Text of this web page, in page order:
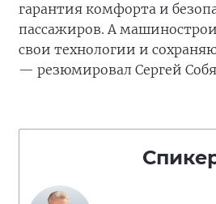
гарантия комфорта и
пассажиров. А
свои технологии и
— резюмировал Сергей